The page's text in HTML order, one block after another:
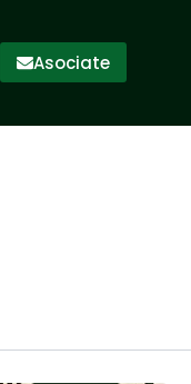
Asociate